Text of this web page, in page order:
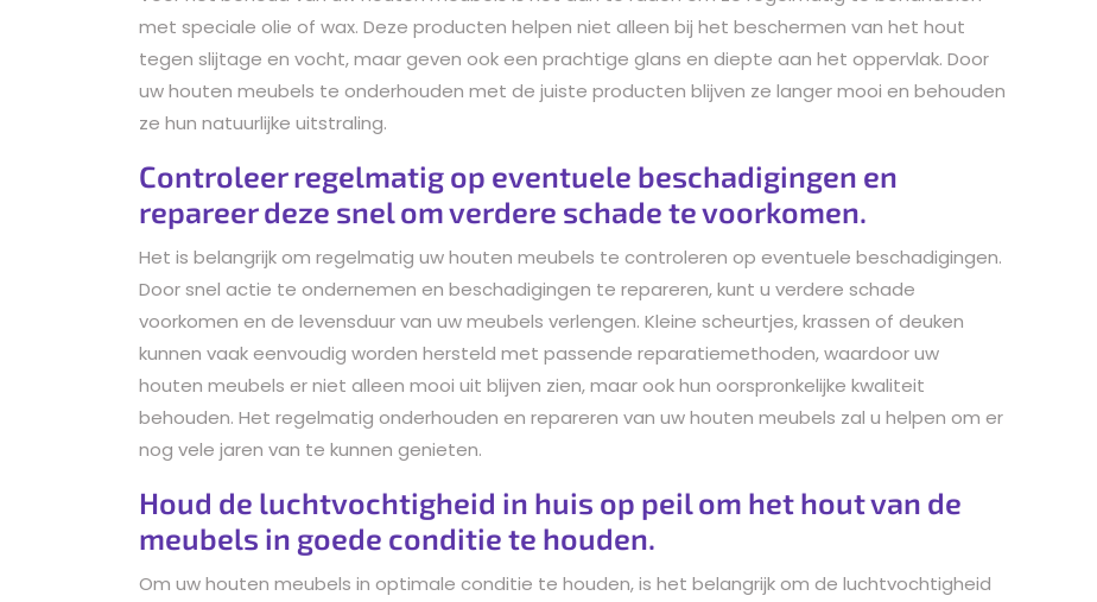
met speciale olie of wax. Deze producten helpen niet alleen bij het beschermen van het hout
tegen slijtage en vocht, maar geven ook een prachtige glans en diepte aan het oppervlak. Door
uw houten meubels te onderhouden met de juiste producten blijven ze langer mooi en behouden
ze hun natuurlijke uitstraling.
Controleer regelmatig op eventuele beschadigingen en
repareer deze snel om verdere schade te voorkomen.
Het is belangrijk om regelmatig uw houten meubels te controleren op eventuele beschadigingen.
Door snel actie te ondernemen en beschadigingen te repareren, kunt u verdere schade
voorkomen en de levensduur van uw meubels verlengen. Kleine scheurtjes, krassen of deuken
kunnen vaak eenvoudig worden hersteld met passende reparatiemethoden, waardoor uw
houten meubels er niet alleen mooi uit blijven zien, maar ook hun oorspronkelijke kwaliteit
behouden. Het regelmatig onderhouden en repareren van uw houten meubels zal u helpen om er
nog vele jaren van te kunnen genieten.
Houd de luchtvochtigheid in huis op peil om het hout van de
meubels in goede conditie te houden.
Om uw houten meubels in optimale conditie te houden, is het belangrijk om de luchtvochtigheid